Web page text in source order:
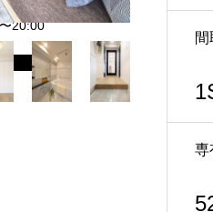
時間：
20:00
間
専